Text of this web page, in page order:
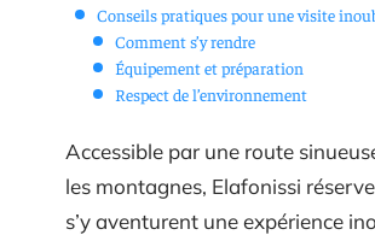
Conseils pratiques pour une visite
Comment s’y rendre
Équipement et préparation
Respect de l’environnement
Accessible par une route
les montagnes, Elafonissi
s’y aventurent une expérience